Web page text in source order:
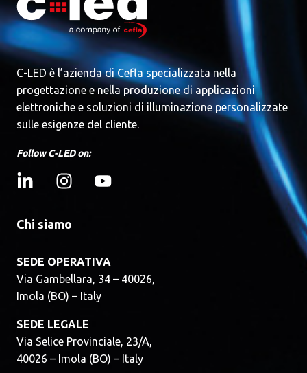
C-LED è l’azienda di Cefla specializzata nella
progettazione e nella produzione di applicazioni
elettroniche e soluzioni di illuminazione personalizzate
sulle esigenze del cliente.
Follow C-LED on:
Chi siamo
SEDE OPERATIVA
Via Gambellara, 34 – 40026,
Imola (BO) – Italy
SEDE LEGALE
Via Selice Provinciale, 23/A,
40026 – Imola (BO) – Italy